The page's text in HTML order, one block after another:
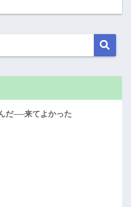
だ──来てよかった